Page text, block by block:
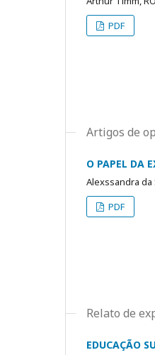
PDF
Artigos de
O PAPEL DA
Alexssandra da
PDF
Relato de
EDUCAÇÃO